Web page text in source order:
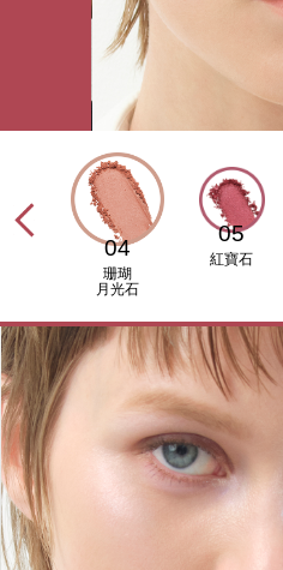
04
珊瑚
月光石
05
紅寶石